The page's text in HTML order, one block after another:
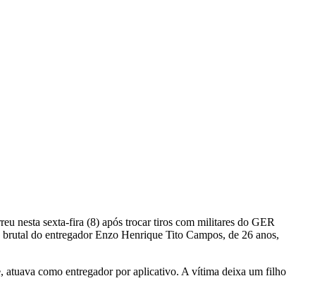
nesta sexta-fira (8) após trocar tiros com militares do GER
do entregador Enzo Henrique Tito Campos, de 26 anos,
atuava como entregador por aplicativo. A vítima deixa um filho